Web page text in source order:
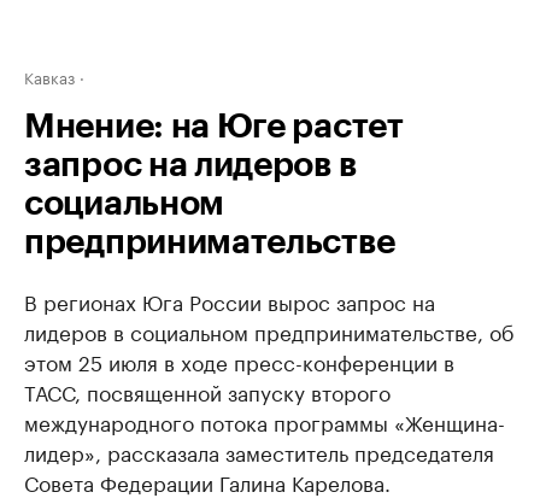
Кавказ
Мнение: на Юге растет
запрос на лидеров в
социальном
предпринимательстве
В регионах Юга России вырос запрос на
лидеров в социальном предпринимательстве, об
этом 25 июля в ходе пресс-конференции в
ТАСС, посвященной запуску второго
международного потока программы «Женщина-
лидер», рассказала заместитель председателя
Совета Федерации Галина Карелова.